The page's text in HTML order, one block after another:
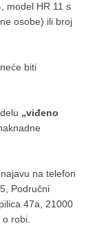
model HR 11 s
osobe) ili broj
biti
„viđeno
na telefon
Područni
47a, 21000
o robi.